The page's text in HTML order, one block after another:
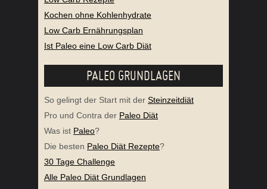
Kochen ohne Kohlenhydrate
Low Carb Ernährungsplan
Ist Paleo eine Low Carb Diät
PALEO GRUNDLAGEN
So gelingt der Start mit der Steinzeitdiät
Pro und Contra der Paleo Diät
Was ist Paleo?
Die besten Paleo Diät Rezepte?
30 Tage Challenge
Alle Paleo Diät Grundlagen